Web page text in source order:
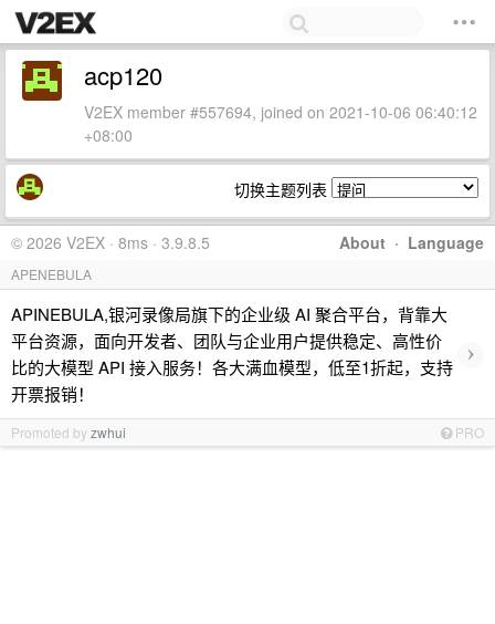
acp120
V2EX member #557694, joined on 2021-10-06 06:40:12
+08:00
切换主题列表
About · Language
© 2026 V2EX · 8ms · 3.9.8.5
APENEBULA
APINEBULA,银河录像局旗下的企业级 AI 聚合平台，背靠大
平台资源，面向开发者、团队与企业用户提供稳定、高性价
比的大模型 API 接入服务！各大满血模型，低至1折起，支持
开票报销！
›
Promoted byzwhui PRO